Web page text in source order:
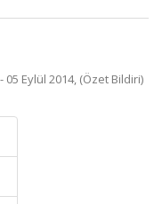
Eylül 2014, (Özet Bildiri)